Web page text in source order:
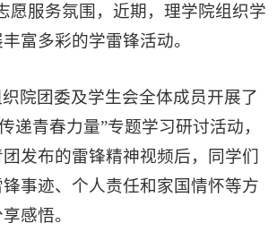
愿服务氛围，近期，理学院组织学
富多彩的学雷锋活动。
院团委及学生会全体成员开展了
递青春力量”专题学习研讨活动，
发布的雷锋精神视频后，同学们
事迹、个人责任和家国情怀等方
感悟。